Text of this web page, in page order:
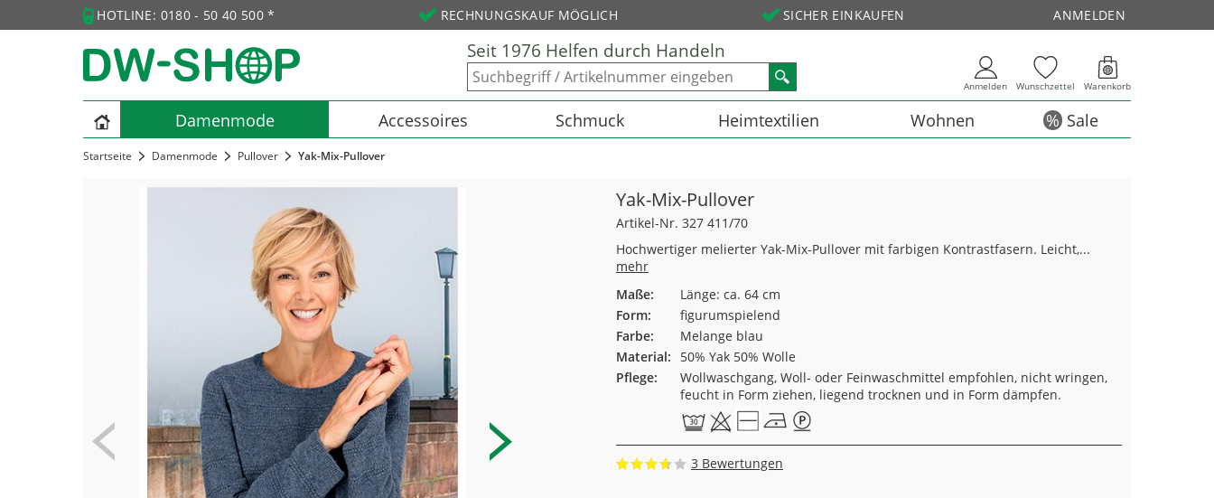
HOTLINE: 0180 - 50 40 500 * RECHNUNGSKAUF MÖGLICH SICHER EINKAUFEN ANMELDEN
Seit 1976 Helfen durch Handeln
Anmelden Wunschzettel Warenkorb
Damenmode Accessoires Schmuck Heimtextilien Wohnen Sale
Startseite Damenmode Pullover Yak-Mix-Pullover
Yak-Mix-Pullover
Artikel-Nr. 327 411/70
3
Hochwertiger melierter Yak-Mix-Pullover mit farbigen Kontrastfasern. Leicht,...
mehr
Maße:
Länge: ca. 64 cm
Form:
figurumspielend
Farbe:
Melange blau
Material:
50% Yak 50% Wolle
Pflege:
Wollwaschgang, Woll- oder Feinwaschmittel empfohlen, nicht wringen,
feucht in Form ziehen, liegend trocknen und in Form dämpfen.